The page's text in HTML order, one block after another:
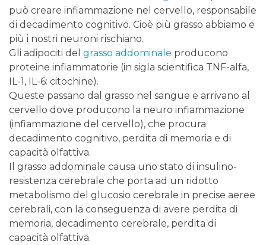
può creare infiammazione nel cervello, responsabile
di decadimento cognitivo. Cioè più grasso abbiamo e
più i nostri neuroni rischiano.
Gli adipociti del grasso addominale producono
proteine infiammatorie (in sigla scientifica TNF-alfa,
IL-1, IL-6: citochine).
Queste passano dal grasso nel sangue e arrivano al
cervello dove producono la neuro infiammazione
(infiammazione del cervello), che procura
decadimento cognitivo, perdita di memoria e di
capacità olfattiva.
Il grasso addominale causa uno stato di insulino-
resistenza cerebrale che porta ad un ridotto
metabolismo del glucosio cerebrale in precise aeree
cerebrali, con la conseguenza di avere perdita di
memoria, decadimento cerebrale, perdita di
capacità olfattiva.